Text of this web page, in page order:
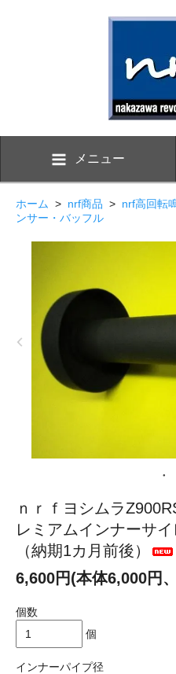
メニュー
ホーム > nrf商品 > nrf高回転
ンサー・バッフル
ｎｒｆヨシムラ
レミアムインナーサ
（納期1カ月前後）
6,600円(本体6,000円
個数
個
インナーパイプ径